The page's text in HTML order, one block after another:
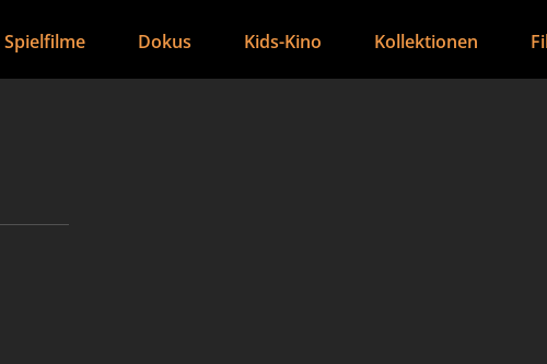
Spielfilme Dokus Kids-Kino Kollektionen